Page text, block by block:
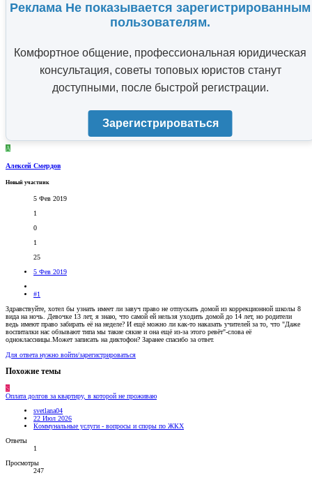
Реклама Не показывается зарегистрированным
пользователям.
Комфортное общение, профессиональная юридическая
консультация, советы топовых юристов станут
доступными, после быстрой регистрации.
Зарегистрироваться
А
Алексей Смердов
Новый участник
5 Фев 2019
1
0
1
25
5 Фев 2019
#1
Здравствуйте, хотел бы узнать имеет ли завуч право не отпускать домой из коррекционной школы 8
вида на ночь. Девочке 13 лет, я знаю, что самой ей нельзя уходить домой до 14 лет, но родители
ведь имеют право забирать её на неделе? И ещё можно ли как-то наказать учителей за то, что "Даже
воспиталки нас обзывают типа мы такие сякие и она ещё из-за этого ревёт"-слова её
одноклассницы.Может записать на диктофон? Заранее спасибо за ответ.
Для ответа нужно войти/зарегистрироваться
Похожие темы
S
Оплата долгов за квартиру, в которой не проживаю
svetlana04
22 Июл 2026
Коммунальные услуги - вопросы и споры по ЖКХ
Ответы
1
Просмотры
247